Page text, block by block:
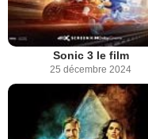
Sonic 3 le film
25 décembre 2024